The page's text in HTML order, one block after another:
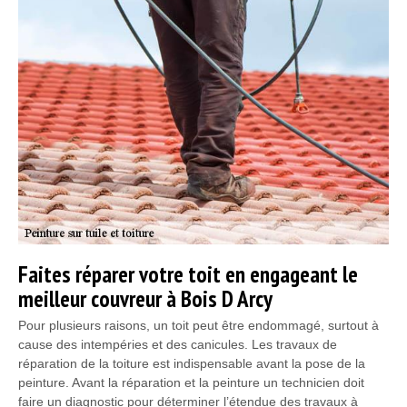
Faites réparer votre toit en engageant le
meilleur couvreur à Bois D Arcy
Pour plusieurs raisons, un toit peut être endommagé, surtout à
cause des intempéries et des canicules. Les travaux de
réparation de la toiture est indispensable avant la pose de la
peinture. Avant la réparation et la peinture un technicien doit
faire un diagnostic pour déterminer l’étendue des travaux à